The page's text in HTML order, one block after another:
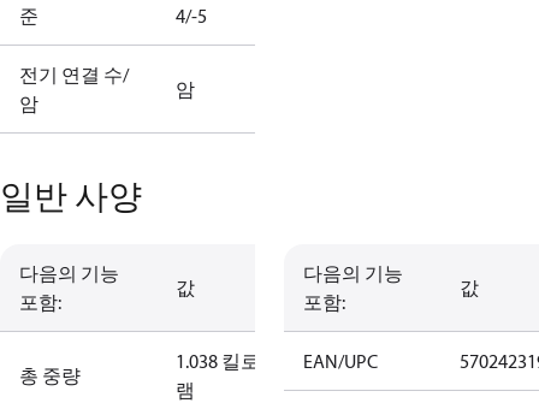
준
4/-5
전기 연결 수/
암
암
일반 사양
다음의 기능
포함:
값
총 중량
1.038 킬로그
램
다음의 기능
포함:
값
EAN/UPC